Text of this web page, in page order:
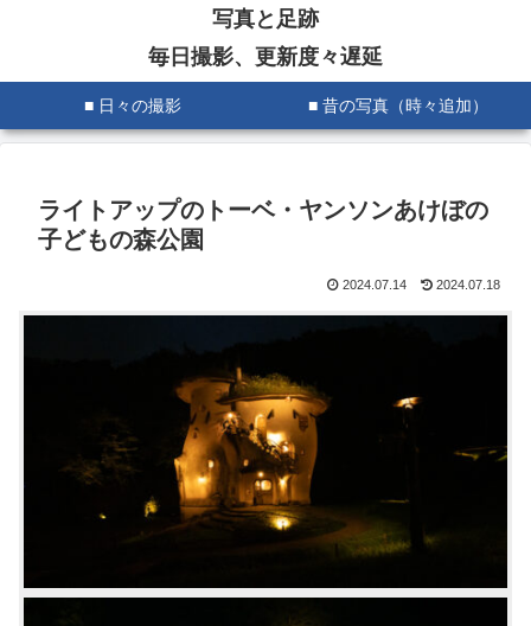
写真と足跡
毎日撮影、更新度々遅延
■ 日々の撮影 ■ 昔の写真（時々追加）
ライトアップのトーベ・ヤンソンあけぼの
子どもの森公園
2024.07.14 2024.07.18